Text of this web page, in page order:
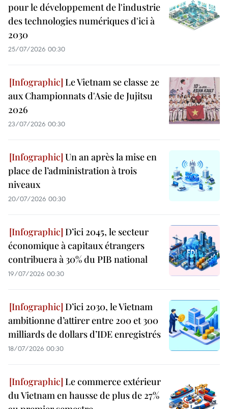
pour le développement de l'industrie
des technologies numériques d'ici à
2030
25/07/2026 00:30
Le Vietnam se classe 2e
aux Championnats d'Asie de Jujitsu
2026
23/07/2026 00:30
Un an après la mise en
place de l’administration à trois
niveaux
20/07/2026 00:30
D’ici 2045, le secteur
économique à capitaux étrangers
contribuera à 30% du PIB national
19/07/2026 00:30
D’ici 2030, le Vietnam
ambitionne d’attirer entre 200 et 300
milliards de dollars d’IDE enregistrés
18/07/2026 00:30
Le commerce extérieur
du Vietnam en hausse de plus de 27%